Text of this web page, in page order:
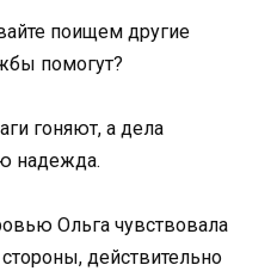
поищем другие
помогут?
гоняют, а дела
надежда.
Ольга чувствовала
действительно